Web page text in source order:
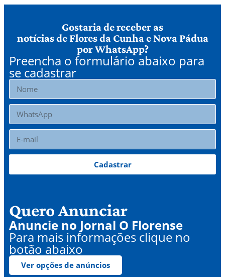
Gostaria de receber as
notícias de Flores da Cunha e Nova Pádua
por WhatsApp?
Preencha o formulário abaixo para
se cadastrar
Cadastrar
Quero Anunciar
Anuncie no Jornal O Florense
Para mais informações clique no
botão abaixo
Ver opções de anúncios